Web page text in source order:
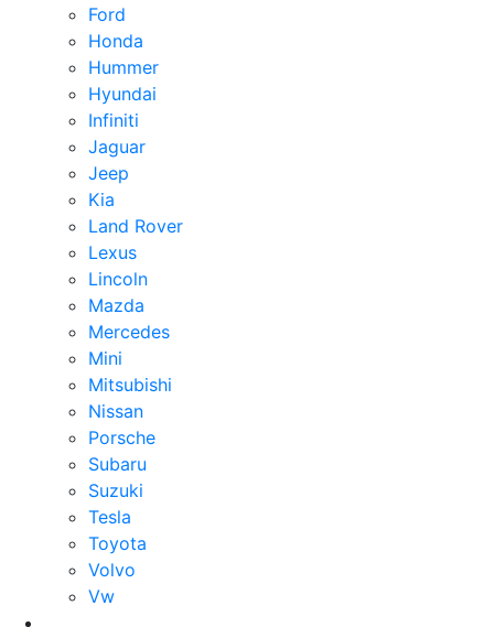
Ford
Honda
Hummer
Hyundai
Infiniti
Jaguar
Jeep
Kia
Land Rover
Lexus
Lincoln
Mazda
Mercedes
Mini
Mitsubishi
Nissan
Porsche
Subaru
Suzuki
Tesla
Toyota
Volvo
Vw